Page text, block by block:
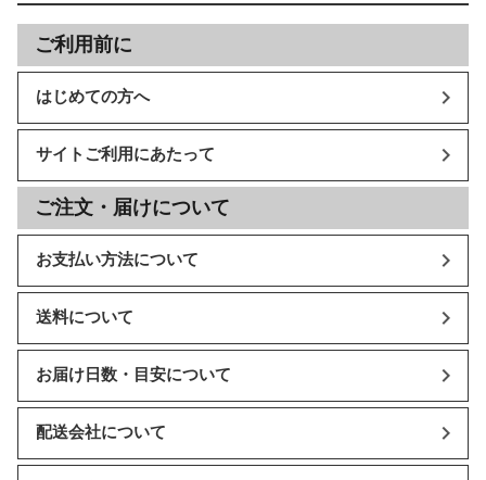
ご利用前に
はじめての方へ
サイトご利用にあたって
ご注文・届けについて
お支払い方法について
送料について
お届け日数・目安について
配送会社について